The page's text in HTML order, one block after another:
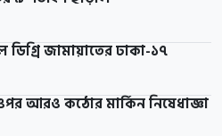
ডিগ্রি জামায়াতের ঢাকা-১৭
আরও কঠোর মার্কিন নিষেধাজ্ঞা